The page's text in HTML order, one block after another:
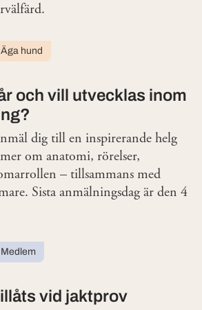
och vill utvecklas inom
Äga hund
dig till en inspirerande helg
om anatomi, rörelser,
– tillsammans med
Sista anmälningsdag är den 4
vid jaktprov
Medlem